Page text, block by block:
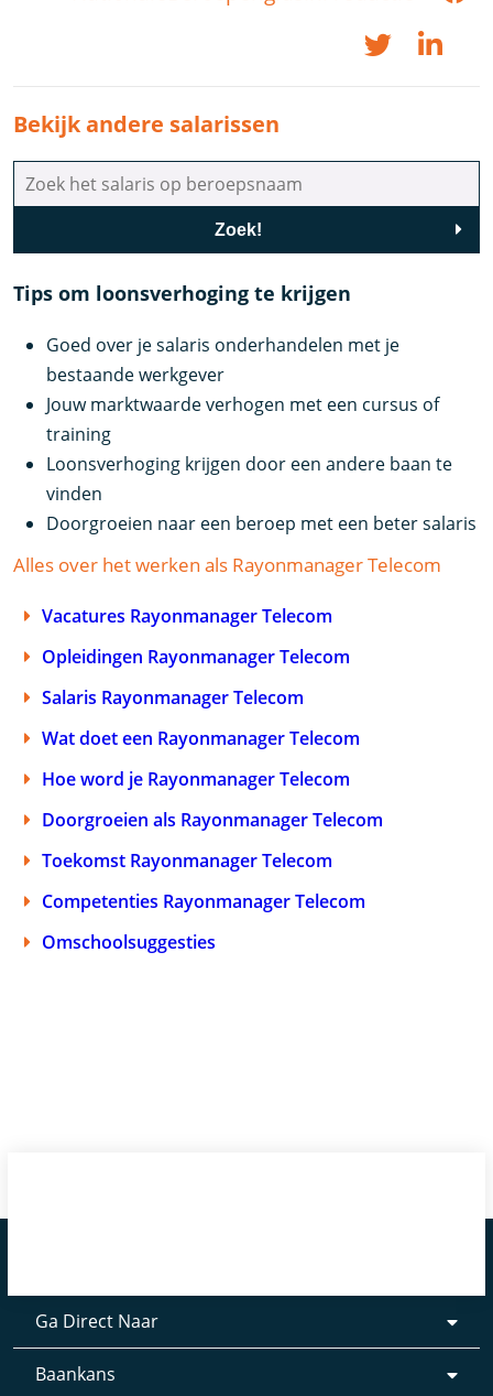
Bekijk andere salarissen
Zoek!
Tips om loonsverhoging te krijgen
Goed over je salaris onderhandelen met je
bestaande werkgever
Jouw marktwaarde verhogen met een cursus of
training
Loonsverhoging krijgen door een andere baan te
vinden
Doorgroeien naar een beroep met een beter salaris
Alles over het werken als Rayonmanager Telecom
Vacatures Rayonmanager Telecom
Opleidingen Rayonmanager Telecom
Salaris Rayonmanager Telecom
Wat doet een Rayonmanager Telecom
Hoe word je Rayonmanager Telecom
Doorgroeien als Rayonmanager Telecom
Toekomst Rayonmanager Telecom
Competenties Rayonmanager Telecom
Omschoolsuggesties
Ga Direct Naar
Baankans